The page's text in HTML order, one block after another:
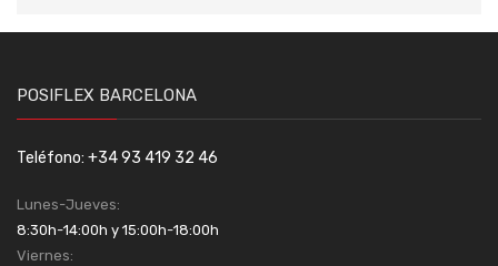
POSIFLEX BARCELONA
Teléfono: +34 93 419 32 46
Lunes-Jueves:
8:30h-14:00h y 15:00h-18:00h
Viernes: